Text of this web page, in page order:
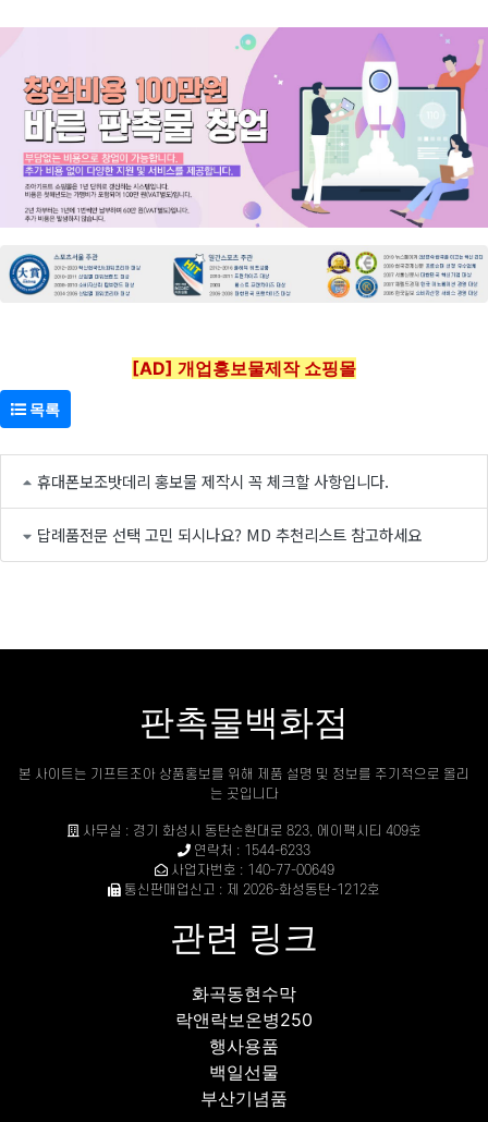
[AD] 개업홍보물제작 쇼핑몰
목록
휴대폰보조밧데리 홍보물 제작시 꼭 체크할 사항입니다.
답례품전문 선택 고민 되시나요? MD 추천리스트 참고하세요
판촉물백화점
본 사이트는 기프트조아 상품홍보를 위해 제품 설명 및 정보를 주기적으로 올리
는 곳입니다
사무실 : 경기 화성시 동탄순환대로 823, 에이팩시티 409호
연락처 : 1544-6233
사업자번호 : 140-77-00649
통신판매업신고 : 제 2026-화성동탄-1212호
관련 링크
화곡동현수막
락앤락보온병250
행사용품
백일선물
부산기념품